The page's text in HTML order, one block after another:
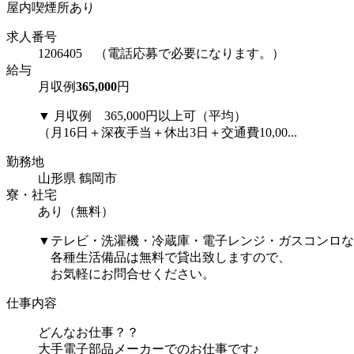
屋内喫煙所あり
求人番号
1206405 （電話応募で必要になります。）
給与
月収例365,000円
▼ 月収例 365,000円以上可（平均）
（月16日＋深夜手当＋休出3日＋交通費10,00...
勤務地
山形県 鶴岡市
寮・社宅
あり（無料）
▼テレビ・洗濯機・冷蔵庫・電子レンジ・ガスコンロ
各種生活備品は無料で貸出致しますので、
お気軽にお問合せください。
仕事内容
どんなお仕事？？
大手電子部品メーカーでのお仕事です♪